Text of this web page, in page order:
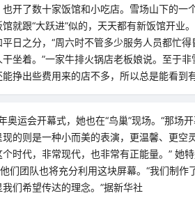
开了数十家饭馆和小吃店。雪场山下的一
就跟“大跃进”似的，天天都有新饭馆开业
日之分，“周六时不管多少服务人员都忙得
坐着。”一家牛排火锅店老板娘说。至于
挣出些费用来的店不多，所以总是能看到
运会开幕式，她也在“鸟巢”现场。“那场
的则是一种小而美的表演，更温馨、更空
时代，非常现代，也非常有正能量。” 她
们团队也将充分利用这块屏幕。“我们制作
们希望传达的理念。”据新华社